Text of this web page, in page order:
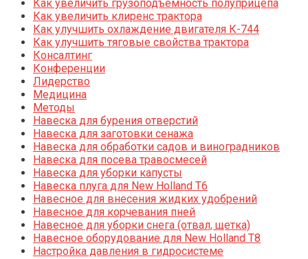
Как увеличить грузоподъемность полуприцепа
Как увеличить клиренс трактора
Как улучшить охлаждение двигателя К-744
Как улучшить тяговые свойства трактора
Консалтинг
Конференции
Лидерство
Медицина
Методы
Навеска для бурения отверстий
Навеска для заготовки сенажа
Навеска для обработки садов и виноградников
Навеска для посева травосмесей
Навеска для уборки капусты
Навеска плуга для New Holland T6
Навесное для внесения жидких удобрений
Навесное для корчевания пней
Навесное для уборки снега (отвал, щетка)
Навесное оборудование для New Holland T8
Настройка давления в гидросистеме